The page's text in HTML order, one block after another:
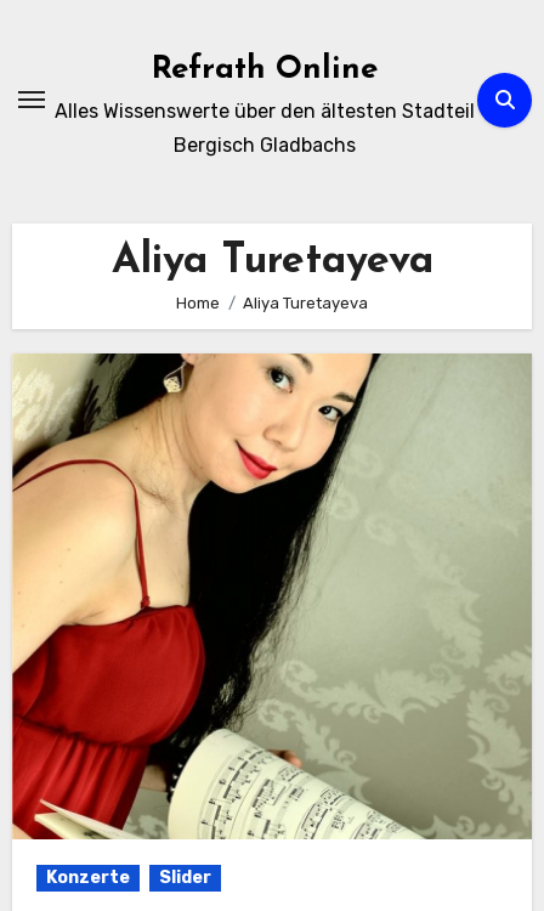
Refrath Online
Alles Wissenswerte über den ältesten Stadteil
Bergisch Gladbachs
Aliya Turetayeva
Home Aliya Turetayeva
Konzerte Slider